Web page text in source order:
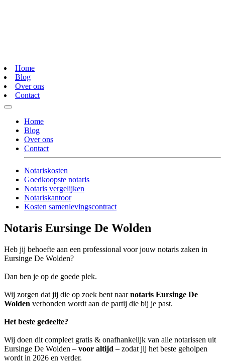
Home
Blog
Over ons
Contact
Home
Blog
Over ons
Contact
Notariskosten
Goedkoopste notaris
Notaris vergelijken
Notariskantoor
Kosten samenlevingscontract
Notaris Eursinge De Wolden
Heb jij behoefte aan een professional voor jouw notaris zaken in
Eursinge De Wolden?
Dan ben je op de goede plek.
Wij zorgen dat jij die op zoek bent naarnotaris Eursinge De
Wolden verbonden wordt aan de partij die bij je past.
Het beste gedeelte?
Wij doen dit compleet gratis & onafhankelijk van alle notarissen uit
Eursinge De Wolden – voor altijd – zodat jij het beste geholpen
wordt in 2026 en verder.